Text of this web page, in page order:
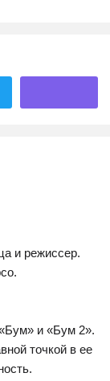
и режиссер.
и «Бум 2».
точкой в ее